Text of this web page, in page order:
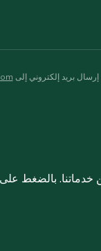
بريد إلكتروني إلى
بالضغط